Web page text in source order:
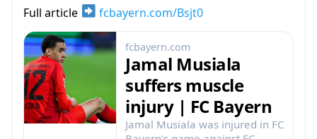
Full article fcbayern.com/Bsjt0
fcbayern.com
Jamal Musiala
suffers muscle
injury | FC Bayern
Jamal Musiala was injured in FC